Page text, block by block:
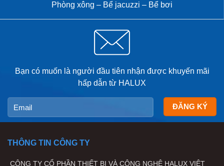
Phòng xông – Bể jacuzzi – Bể bơi
Bạn có muốn là người đầu tiên nhận được khuyến mãi
hấp dẫn từ HALUX
THÔNG TIN CÔNG TY
CÔNG TY CỔ PHẦN THIẾT BỊ VÀ CÔNG NGHỆ HALUX VIỆT